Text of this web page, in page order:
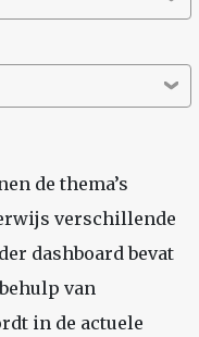
de thema’s
verschillende
dashboard bevat
van
in de actuele